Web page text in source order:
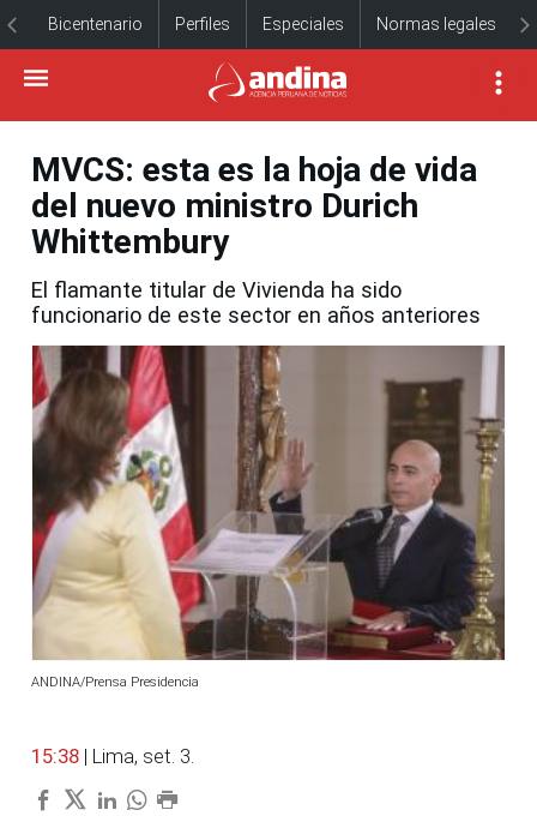
Bicentenario Perfiles Especiales Normas legales
MVCS: esta es la hoja de vida
del nuevo ministro Durich
Whittembury
El flamante titular de Vivienda ha sido
funcionario de este sector en años anteriores
ANDINA/Prensa Presidencia
15:38 | Lima, set. 3.